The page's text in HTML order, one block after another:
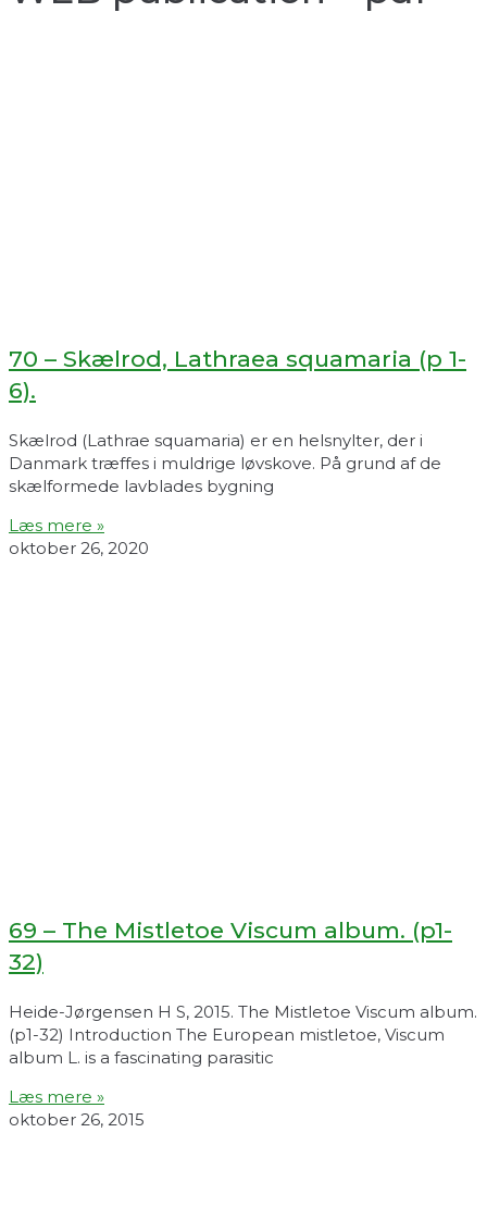
70 – Skælrod, Lathraea squamaria (p 1-
6).
Skælrod (Lathrae squamaria) er en helsnylter, der i
Danmark træffes i muldrige løvskove. På grund af de
skælformede lavblades bygning
Læs mere »
oktober 26, 2020
69 – The Mistletoe Viscum album. (p1-
32)
Heide-Jørgensen H S, 2015. The Mistletoe Viscum album.
(p1-32) Introduction The European mistletoe, Viscum
album L. is a fascinating parasitic
Læs mere »
oktober 26, 2015